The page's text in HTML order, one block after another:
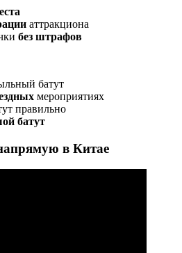
аттракциона
без штрафов
батут
мероприятиях
правильно
батут
в Китае